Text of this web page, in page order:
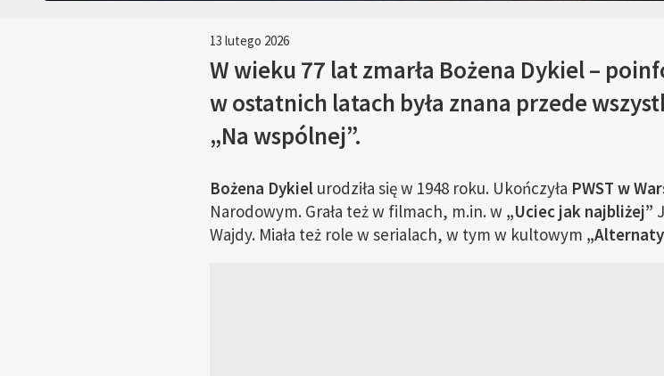
13 lutego 2026
W wieku 77 lat zmarła Bożena Dykiel –
w ostatnich latach była znana przede
„Na wspólnej”.
Bożena Dykielurodziła się w 1948 roku. Ukończyła PWST w
Narodowym. Grała też w filmach, m.in. w „Uciec jak najbliżej”
Wajdy. Miała też role w serialach, w tym w kultowym